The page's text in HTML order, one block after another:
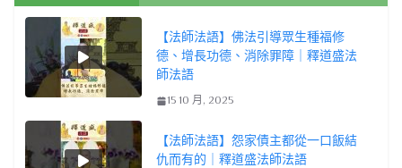
【法師法語】佛法引導眾生種福修
德、增長功德、消除罪障｜釋道盛法
師法語
15 10 月, 2025
【法師法語】怨家債主都從一口飯結
仇而有的｜釋道盛法師法語